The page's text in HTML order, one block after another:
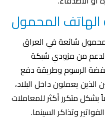
المحمول
شائعة في العراق
من مزودي شبكة
الرسوم وطريقة دفع
يعملون داخل البلاد،
متكرر أكثر للمعاملات
وتذاكر السينما.